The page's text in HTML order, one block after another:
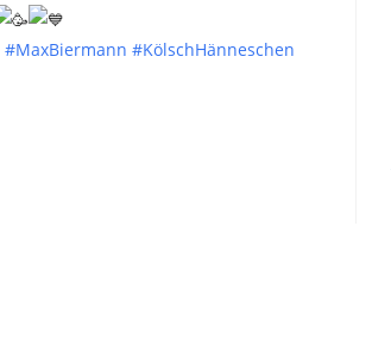
#MaxBiermann #KölschHänneschen